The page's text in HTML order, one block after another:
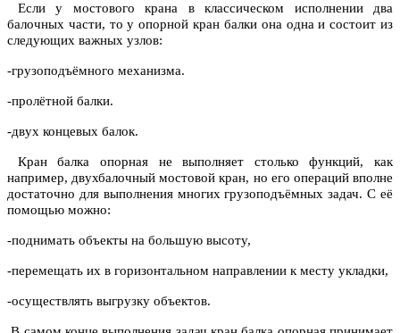
Если у мостового крана в классическом исполнении два
балочных части, то у опорной кран балки она одна и состоит из
следующих важных узлов:
-грузоподъёмного механизма.
-пролётной балки.
-двух концевых балок.
Кран балка опорная не выполняет столько функций, как
например, двухбалочный мостовой кран, но его операций вполне
достаточно для выполнения многих грузоподъёмных задач. С её
помощью можно:
-поднимать объекты на большую высоту,
-перемещать их в горизонтальном направлении к месту укладки,
-осуществлять выгрузку объектов.